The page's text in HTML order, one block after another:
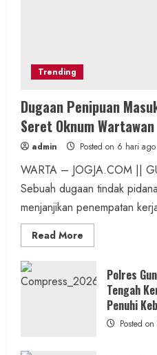
Trending
Dugaan Penipuan
Seret Oknum Wartawan
admin Posted on 6 hari ago
WARTA – JOGJA.COM ||
Sebuah dugaan tindak
menjanjikan penempatan
Read More
more
Penipuan
Masuk
RSUD
Wonosari
Seret
Oknum
Polres
Tengah
Penuhi
Posted